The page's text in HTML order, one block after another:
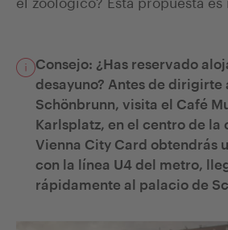
Consejo: ¿Has reservado
desayuno? Antes de dirigirte
Schönbrunn, visita el Café
Karlsplatz, en el centro de la
Vienna City Card obtendrás
con la línea U4 del metro,
rápidamente al palacio de